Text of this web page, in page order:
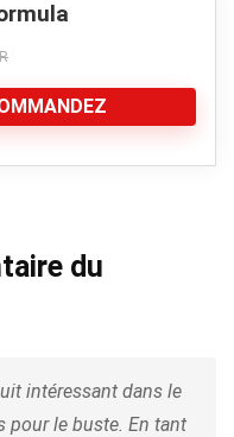
du
intéressant dans le
pour le buste. En tant